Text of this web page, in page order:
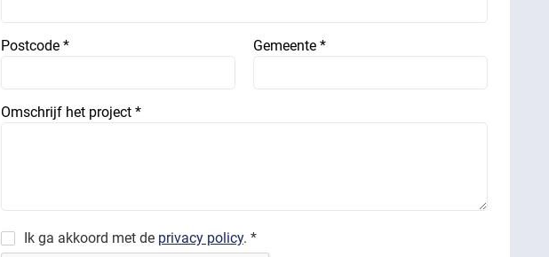
Postcode * Gemeente *
Omschrijf het project *
Ik ga akkoord met de privacy policy. *